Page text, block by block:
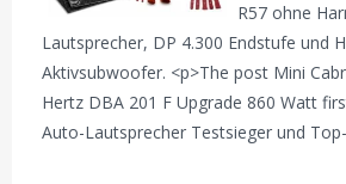
R57 ohne
Lautsprecher, DP 4.300 Endstufe und
Aktivsubwoofer. <p>The post Mini
Hertz DBA 201 F Upgrade 860 Watt
Auto-Lautsprecher Testsieger und